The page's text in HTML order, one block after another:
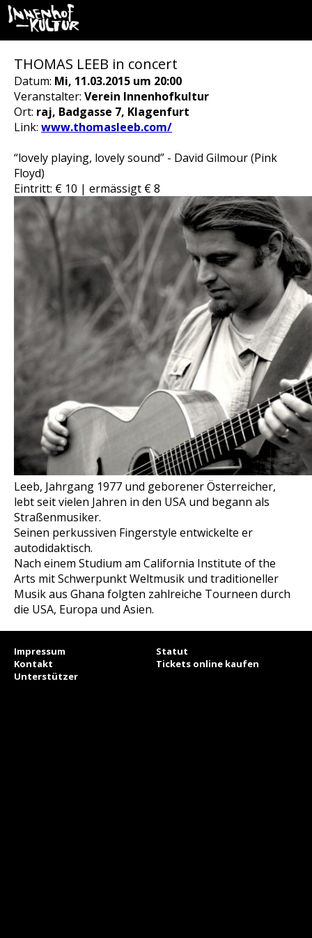
THOMAS LEEB in concert
Datum: Mi, 11.03.2015 um 20:00
Veranstalter: Verein Innenhofkultur
Ort: raj, Badgasse 7, Klagenfurt
Link: www.thomasleeb.com/
“lovely playing, lovely sound” - David Gilmour (Pink
Floyd)
Eintritt: € 10 | ermässigt € 8
Leeb, Jahrgang 1977 und geborener Österreicher,
lebt seit vielen Jahren in den USA und begann als
Straßenmusiker.
Seinen perkussiven Fingerstyle entwickelte er
autodidaktisch.
Nach einem Studium am California Institute of the
Arts mit Schwerpunkt Weltmusik und traditioneller
Musik aus Ghana folgten zahlreiche Tourneen durch
die USA, Europa und Asien.
Impressum
Statut
Kontakt
Tickets online kaufen
Unterstützer